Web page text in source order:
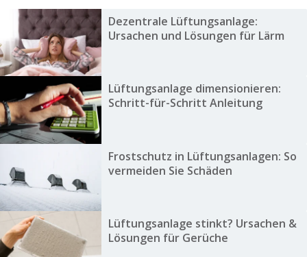
Dezentrale Lüftungsanlage:
Ursachen und Lösungen für Lärm
Lüftungsanlage dimensionieren:
Schritt-für-Schritt Anleitung
Frostschutz in Lüftungsanlagen: So
vermeiden Sie Schäden
Lüftungsanlage stinkt? Ursachen &
Lösungen für Gerüche